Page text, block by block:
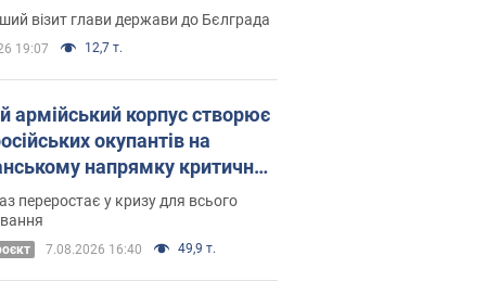
Це перший візит глави держави до Бєлграда
19:07 12,7 т.
армійський корпус створює
окупантів на
напрямку критичний
як це вдалося
переростає у кризу для всього
7.08.2026 16:40 49,9 т.